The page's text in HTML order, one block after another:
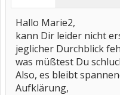
Hallo Marie2,
kann Dir leider nicht
jeglicher Durchblick
was müßtest Du
Also, es bleibt
Aufklärung,